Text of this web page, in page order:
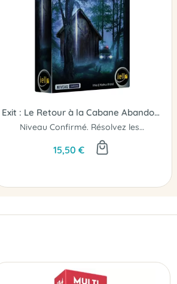
Exit : Le Retour à la Cabane Abandonnée
Niveau Confirmé. Résolvez les énigmes! Soyez plus fort que le jeu ..!
15,50 €